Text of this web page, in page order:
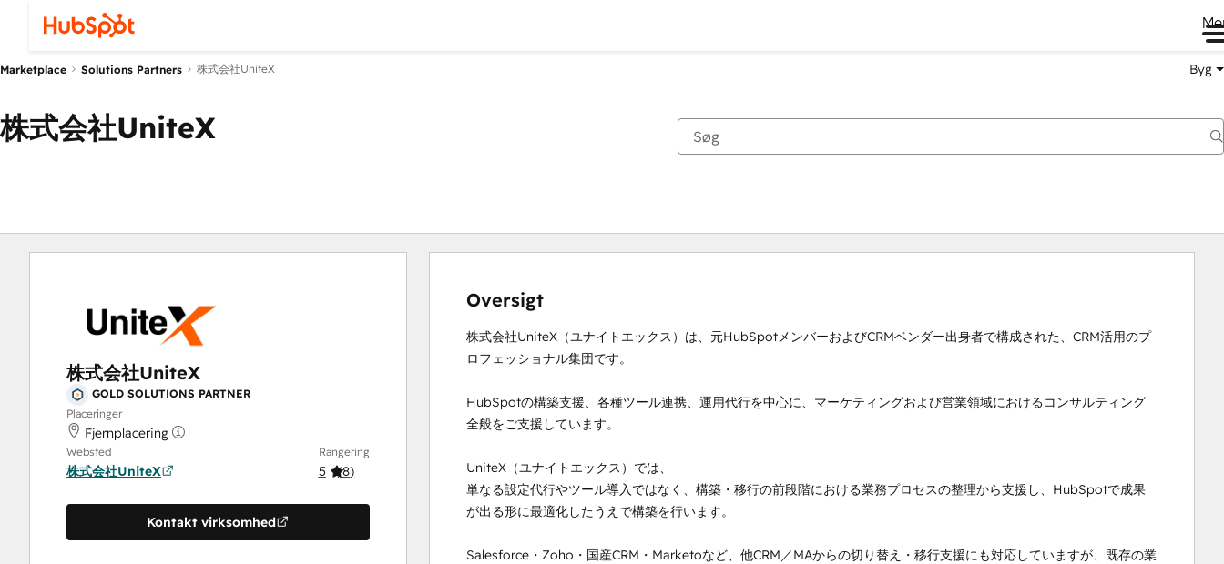
Marketplace Solutions Partners 株式会社UniteX Byg
株式会社UniteX
株式会社UniteX
GOLD SOLUTIONS PARTNER
Placeringer
Fjernplacering
Websted
株式会社UniteX
Rangering
5 (8)
Kontakt virksomhed
Oversigt
株式会社UniteX（ユナイトエックス）は、元HubSpotメンバーおよびCRMベンダー出身者で構成された、CRM活用のプ
ロフェッショナル集団です。
HubSpotの構築支援、各種ツール連携、運用代行を中心に、マーケティングおよび営業領域におけるコンサルティング
全般をご支援しています。
UniteX（ユナイトエックス）では、
単なる設定代行やツール導入ではなく、構築・移行の前段階における業務プロセスの整理から支援し、HubSpotで成果
が出る形に最適化したうえで構築を行います。
Salesforce・Zoho・国産CRM・Marketoなど、他CRM／MAからの切り替え・移行支援にも対応していますが、既存の業